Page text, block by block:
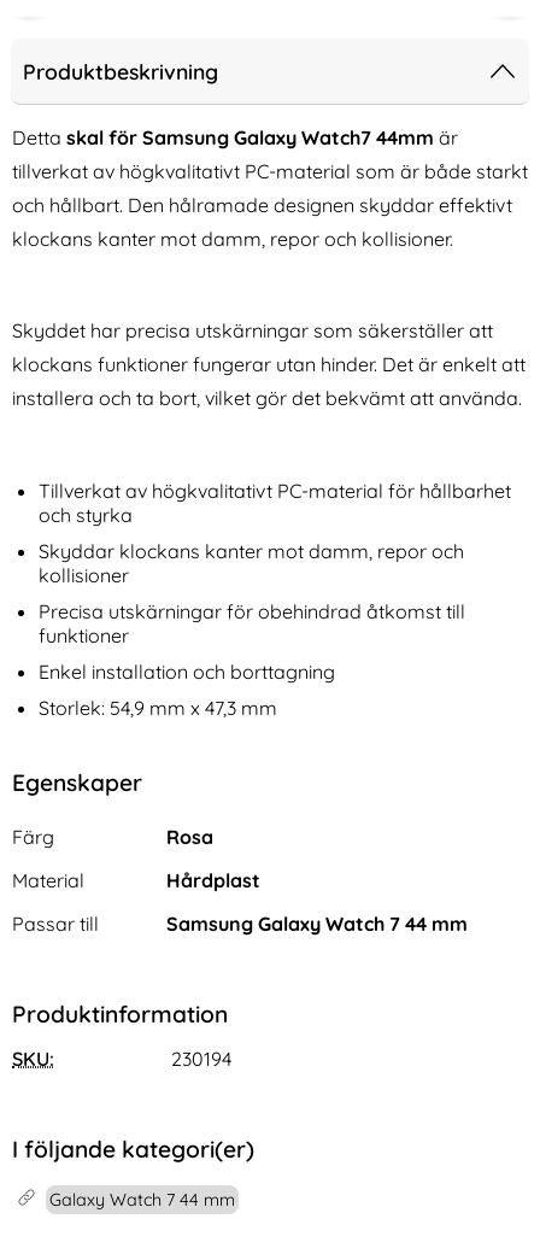
Milanese Loop Starlight
Galaxy Watch 8 46/44/40
mm Armband Milanese Loop
Rosa
Art. nr 240066
rea pris
124 krtidigare pris
124 kr Köp
Watch 8 46/44/40 mm Armband Milanese Loop Rosa
Galaxy Watch 8 46/44/40
mm Armband Justerbart
Nylon Beige
Art. nr 240038
rea pris
99 krtidigare pris
99 kr Köp
Galaxy Watch 8 46/44/40 mm
Produktbeskrivning
Detta skal för Samsung Galaxy Watch7 44mm är
tillverkat av högkvalitativt PC-material som är både starkt
och hållbart. Den hålramade designen skyddar effektivt
klockans kanter mot damm, repor och kollisioner.
Skyddet har precisa utskärningar som säkerställer att
klockans funktioner fungerar utan hinder. Det är enkelt att
installera och ta bort, vilket gör det bekvämt att använda.
Tillverkat av högkvalitativt PC-material för hållbarhet
och styrka
Skyddar klockans kanter mot damm, repor och
kollisioner
Precisa utskärningar för obehindrad åtkomst till
funktioner
Enkel installation och borttagning
Storlek: 54,9 mm x 47,3 mm
Egenskaper
Egenskaper/attribut för denna produkt
Attribut
Färg
Rosa
Material
Hårdplast
Passar till
Samsung Galaxy Watch 7 44 mm
Produktinformation
SKU: 230194
I följande kategori(er)
Galaxy Watch 7 44 mm